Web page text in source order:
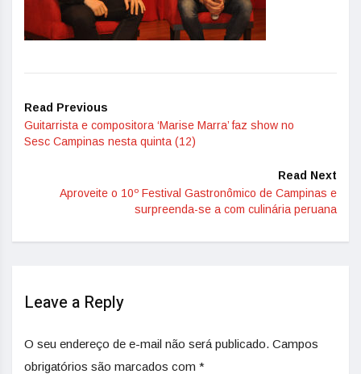
Read Previous
Guitarrista e compositora ‘Marise Marra’ faz show no
Sesc Campinas nesta quinta (12)
Read Next
Aproveite o 10º Festival Gastronômico de Campinas e
surpreenda-se a com culinária peruana
Leave a Reply
O seu endereço de e-mail não será publicado. Campos
obrigatórios são marcados com *